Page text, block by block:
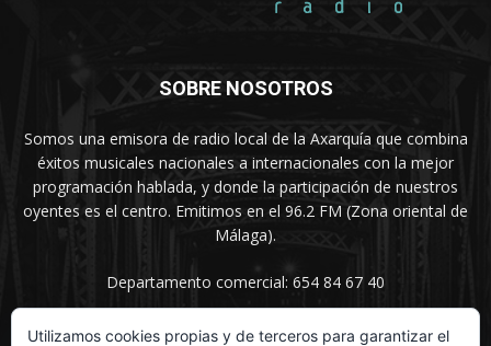
SOBRE NOSOTROS
Somos una emisora de radio local de la Axarquía que combina
éxitos musicales nacionales a internacionales con la mejor
programación hablada, y donde la participación de nuestros
oyentes es el centro. Emitimos en el 96.2 FM (Zona oriental de
Málaga).
Departamento comercial: 654 84 67 40
Utilizamos cookies propias y de terceros para garantizar el